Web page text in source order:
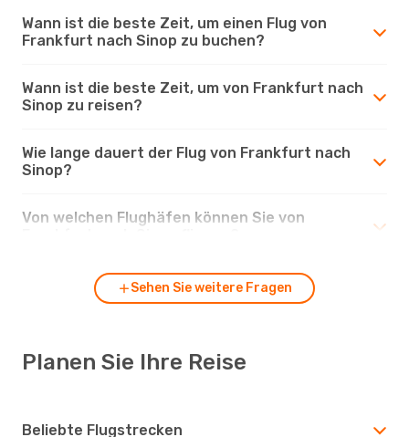
Wann ist die beste Zeit, um einen Flug von
Frankfurt nach Sinop zu buchen?
Wann ist die beste Zeit, um von Frankfurt nach
Sinop zu reisen?
Wie lange dauert der Flug von Frankfurt nach
Sinop?
Von welchen Flughäfen können Sie von
Sehen Sie weitere Fragen
Planen Sie Ihre Reise
Beliebte Flugstrecken